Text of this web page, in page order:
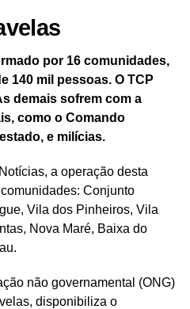
por 16 comunidades,
140 mil pessoas. O TCP
demais sofrem com a
como o Comando
e milícias.
a operação desta
Conjunto
Vila dos Pinheiros, Vila
Nova Maré, Baixa do
não governamental (ONG)
disponibiliza o